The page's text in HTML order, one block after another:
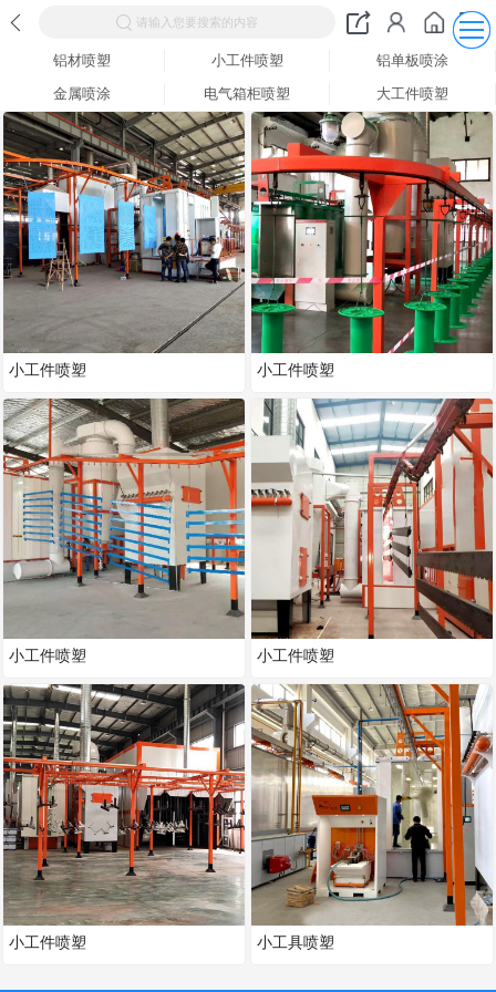
请输入您要搜索的内容
铝材喷塑 小工件喷塑
铝单板喷涂
金属喷涂
电气箱柜喷塑 大工件喷塑
小工件喷塑
小工件喷塑
小工件喷塑
小工件喷塑
小工件喷塑
小工具喷塑